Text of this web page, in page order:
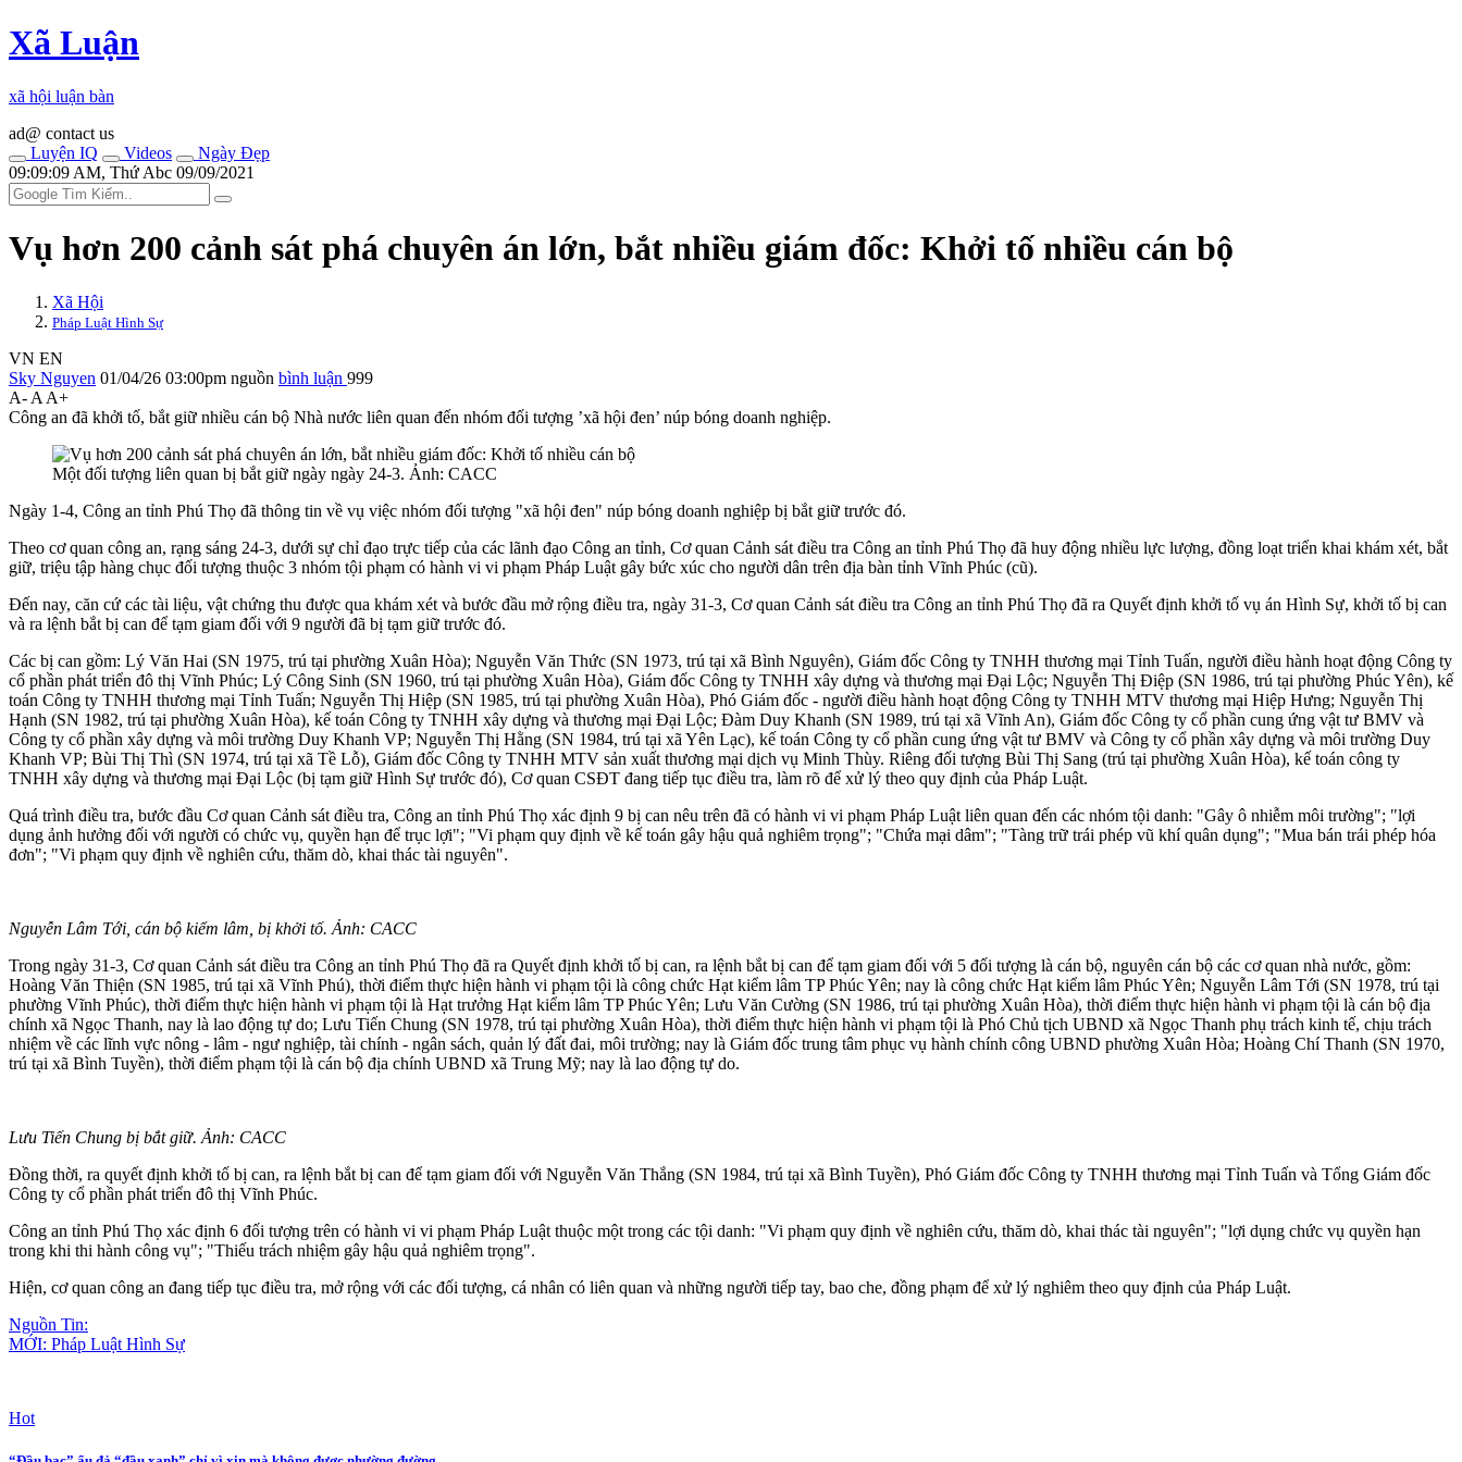
Xã Luận
xã hội luận bàn
ad@ contact us
Luyện IQ
Videos
Ngày Đẹp
09:09:09 AM, Thứ Abc 09/09/2021
Vụ hơn 200 cảnh sát phá chuyên án lớn, bắt nhiều giám đốc: Khởi tố nhiều cán bộ
Xã Hội
Pháp Luật Hình Sự
VN EN
Sky Nguyen 01/04/26 03:00pm nguồn bình luận 999
A- A A+
Công an đã khởi tố, bắt giữ nhiều cán bộ Nhà nước liên quan đến nhóm đối tượng ’xã hội đen’ núp bóng doanh nghiệp.
Một đối tượng liên quan bị bắt giữ ngày ngày 24-3. Ảnh: CACC
Ngày 1-4, Công an tỉnh Phú Thọ đã thông tin về vụ việc nhóm đối tượng "xã hội đen" núp bóng doanh nghiệp bị bắt giữ trước đó.
Theo cơ quan công an, rạng sáng 24-3, dưới sự chỉ đạo trực tiếp của các lãnh đạo Công an tỉnh, Cơ quan Cảnh sát điều tra Công an tỉnh Phú Thọ đã huy động nhiều lực lượng, đồng loạt triển khai khám xét, bắt
giữ, triệu tập hàng chục đối tượng thuộc 3 nhóm tội phạm có hành vi vi phạm Pháp Luật gây bức xúc cho người dân trên địa bàn tỉnh Vĩnh Phúc (cũ).
Đến nay, căn cứ các tài liệu, vật chứng thu được qua khám xét và bước đầu mở rộng điều tra, ngày 31-3, Cơ quan Cảnh sát điều tra Công an tỉnh Phú Thọ đã ra Quyết định khởi tố vụ án Hình Sự, khởi tố bị can
và ra lệnh bắt bị can để tạm giam đối với 9 người đã bị tạm giữ trước đó.
Các bị can gồm: Lý Văn Hai (SN 1975, trú tại phường Xuân Hòa); Nguyễn Văn Thức (SN 1973, trú tại xã Bình Nguyên), Giám đốc Công ty TNHH thương mại Tỉnh Tuấn, người điều hành hoạt động Công ty
cổ phần phát triển đô thị Vĩnh Phúc; Lý Công Sinh (SN 1960, trú tại phường Xuân Hòa), Giám đốc Công ty TNHH xây dựng và thương mại Đại Lộc; Nguyễn Thị Điệp (SN 1986, trú tại phường Phúc Yên), kế
toán Công ty TNHH thương mại Tỉnh Tuấn; Nguyễn Thị Hiệp (SN 1985, trú tại phường Xuân Hòa), Phó Giám đốc - người điều hành hoạt động Công ty TNHH MTV thương mại Hiệp Hưng; Nguyễn Thị
Hạnh (SN 1982, trú tại phường Xuân Hòa), kế toán Công ty TNHH xây dựng và thương mại Đại Lộc; Đàm Duy Khanh (SN 1989, trú tại xã Vĩnh An), Giám đốc Công ty cổ phần cung ứng vật tư BMV và
Công ty cổ phần xây dựng và môi trường Duy Khanh VP; Nguyễn Thị Hằng (SN 1984, trú tại xã Yên Lạc), kế toán Công ty cổ phần cung ứng vật tư BMV và Công ty cổ phần xây dựng và môi trường Duy
Khanh VP; Bùi Thị Thì (SN 1974, trú tại xã Tề Lỗ), Giám đốc Công ty TNHH MTV sản xuất thương mại dịch vụ Minh Thùy. Riêng đối tượng Bùi Thị Sang (trú tại phường Xuân Hòa), kế toán công ty
TNHH xây dựng và thương mại Đại Lộc (bị tạm giữ Hình Sự trước đó), Cơ quan CSĐT đang tiếp tục điều tra, làm rõ để xử lý theo quy định của Pháp Luật.
Quá trình điều tra, bước đầu Cơ quan Cảnh sát điều tra, Công an tỉnh Phú Thọ xác định 9 bị can nêu trên đã có hành vi vi phạm Pháp Luật liên quan đến các nhóm tội danh: "Gây ô nhiễm môi trường"; "lợi
dụng ảnh hưởng đối với người có chức vụ, quyền hạn để trục lợi"; "Vi phạm quy định về kế toán gây hậu quả nghiêm trọng"; "Chứa mạ‌ּi dâ‌ּm"; "Tàng trữ trái phép vũ khí quân dụng"; "Mua bán trái phép hóa
đơn"; "Vi phạm quy định về nghiên cứu, thăm dò, khai thác tài nguyên".
Nguyễn Lâm Tới, cán bộ kiểm lâm, bị khởi tố. Ảnh: CACC
Trong ngày 31-3, Cơ quan Cảnh sát điều tra Công an tỉnh Phú Thọ đã ra Quyết định khởi tố bị can, ra lệnh bắt bị can để tạm giam đối với 5 đối tượng là cán bộ, nguyên cán bộ các cơ quan nhà nước, gồm:
Hoàng Văn Thiện (SN 1985, trú tại xã Vĩnh Phú), thời điểm thực hiện hành vi phạm tội là công chức Hạt kiểm lâm TP Phúc Yên; nay là công chức Hạt kiểm lâm Phúc Yên; Nguyễn Lâm Tới (SN 1978, trú tại
phường Vĩnh Phúc), thời điểm thực hiện hành vi phạm tội là Hạt trưởng Hạt kiểm lâm TP Phúc Yên; Lưu Văn Cường (SN 1986, trú tại phường Xuân Hòa), thời điểm thực hiện hành vi phạm tội là cán bộ địa
chính xã Ngọc Thanh, nay là lao động tự do; Lưu Tiến Chung (SN 1978, trú tại phường Xuân Hòa), thời điểm thực hiện hành vi phạm tội là Phó Chủ tịch UBND xã Ngọc Thanh phụ trách kinh tế, chịu trách
nhiệm về các lĩnh vực nông - lâm - ngư nghiệp, tài chính - ngân sách, quản lý đất đai, môi trường; nay là Giám đốc trung tâm phục vụ hành chính công UBND phường Xuân Hòa; Hoàng Chí Thanh (SN 1970,
trú tại xã Bình Tuyền), thời điểm phạm tội là cán bộ địa chính UBND xã Trung Mỹ; nay là lao động tự do.
Lưu Tiến Chung bị bắt giữ. Ảnh: CACC
Đồng thời, ra quyết định khởi tố bị can, ra lệnh bắt bị can để tạm giam đối với Nguyễn Văn Thắng (SN 1984, trú tại xã Bình Tuyền), Phó Giám đốc Công ty TNHH thương mại Tỉnh Tuấn và Tổng Giám đốc
Công ty cổ phần phát triển đô thị Vĩnh Phúc.
Công an tỉnh Phú Thọ xác định 6 đối tượng trên có hành vi vi phạm Pháp Luật thuộc một trong các tội danh: "Vi phạm quy định về nghiên cứu, thăm dò, khai thác tài nguyên"; "lợi dụng chức vụ quyền hạn
trong khi thi hành công vụ"; "Thiếu trách nhiệm gây hậu quả nghiêm trọng".
Hiện, cơ quan công an đang tiếp tục điều tra, mở rộng với các đối tượng, cá nhân có liên quan và những người tiếp tay, bao che, đồng phạm để xử lý nghiêm theo quy định của Pháp Luật.
Nguồn Tin:
MỚI: Pháp Luật Hình Sự
Hot